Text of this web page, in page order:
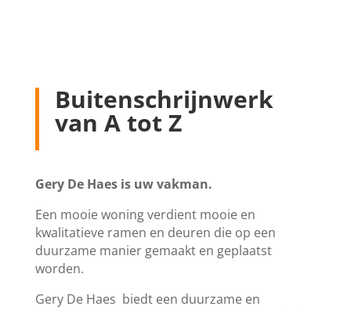
Buitenschrijnwerk
van A tot Z
Gery De Haes is uw vakman.
Een mooie woning verdient mooie en
kwalitatieve ramen en deuren die op een
duurzame manier gemaakt en geplaatst
worden.
Gery De Haes biedt een duurzame en